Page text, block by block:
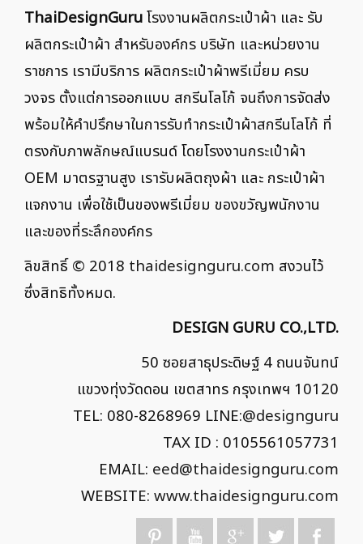
ThaiDesignGuruโรงงานผลิตกระเป๋าผ้า และ รับ
ผลิตกระเป๋าผ้า สำหรับองค์กร บริษัท และหน่วยงาน
ราชการ เรามีบริการ ผลิตกระเป๋าผ้าพรีเมี่ยม ครบ
วงจร ตั้งแต่การออกแบบ สกรีนโลโก้ จนถึงการจัดส่ง
พร้อมให้คำปรึกษาในการรับทำกระเป๋าผ้าสกรีนโลโก้ ที่
ตรงกับภาพลักษณ์แบรนด์ โดยโรงงานกระเป๋าผ้า
OEM มาตรฐานสูง เรารับผลิตถุงผ้า และ กระเป๋าผ้า
แจกงาน เพื่อใช้เป็นของพรีเมี่ยม ของขวัญพนักงาน
และของที่ระลึกองค์กร
ลิขสิทธิ์ © 2018 thaidesignguru.com สงวนไว้
ซึ่งสิทธิทั้งหมด.
DESIGN GURU CO.,LTD.
50 ซอยสาธุประดิษฐ์ 4 ถนนจันทน์
แขวงทุ่งวัดดอน เขตสาทร กรุงเทพฯ 10120
TEL: 080-8268969 LINE:@designguru
TAX ID : 0105561057731
EMAIL: eed@thaidesignguru.com
WEBSITE: www.thaidesignguru.com